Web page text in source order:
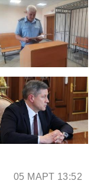
05 МАРТ 13:52